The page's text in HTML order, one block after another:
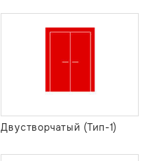
Двустворчатый (Тип-1)